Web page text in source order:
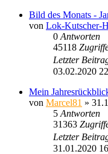
Bild des Monats -
von Lok-Kutscher-
0 Antworten
45118
Letzter
03.02.2020
Mein
von Marcel81 »
5 Antworten
31363
Letzter
31.01.2020